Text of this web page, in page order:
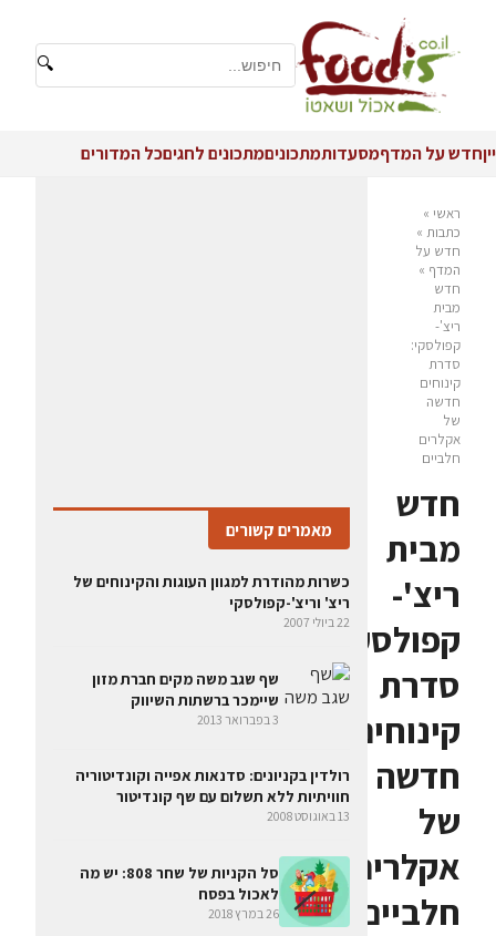
🔍
ייןחדש על המדףמסעדותמתכוניםמתכונים לחגיםכל המדורים
ראשי »
כתבות »
חדש על
המדף »
חדש
מבית
ריצ'-
קפולסקי:
סדרת
קינוחים
חדשה
של
אקלרים
חלביים
חדש
מבית
ריצ'-
קפולסקי:
סדרת
קינוחים
חדשה
של
אקלרים
חלביים
מאמרים קשורים
כשרות מהודרת למגוון העוגות והקינוחים של
ריצ' וריצ'-קפולסקי
22 ביולי 2007
שף שגב משה מקים חברת מזון
שיימכר ברשתות השיווק
3 בפברואר 2013
רולדין בקניונים: סדנאות אפייה וקונדיטוריה
חוויתיות ללא תשלום עם שף קונדיטור
13 באוגוסט 2008
סל הקניות של שחר 808: יש מה
לאכול בפסח
26 במרץ 2018